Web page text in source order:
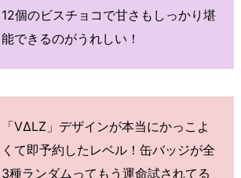
12個のビスチョコで甘さもしっかり堪
能できるのがうれしい！
「VΔLZ」デザインが本当にかっこよ
くて即予約したレベル！缶バッジが全
3種ランダムってもう運命試されてる